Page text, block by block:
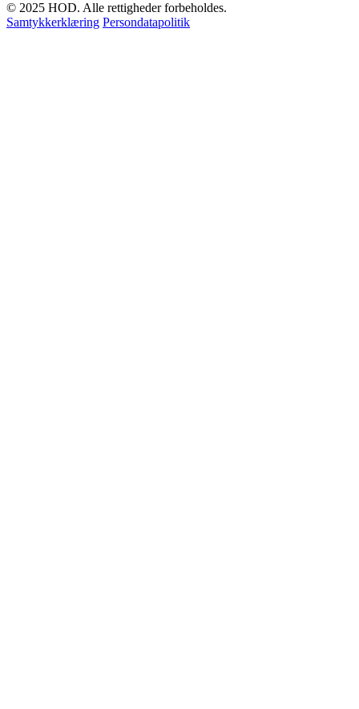
© 2025 HOD. Alle rettigheder forbeholdes.
Samtykkerklæring Persondatapolitik